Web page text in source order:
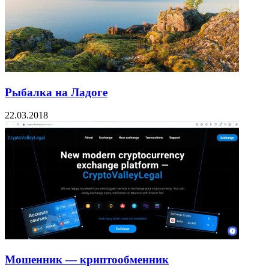
Рыбалка на Ладоге
22.03.2018
Мошенник — криптообменник